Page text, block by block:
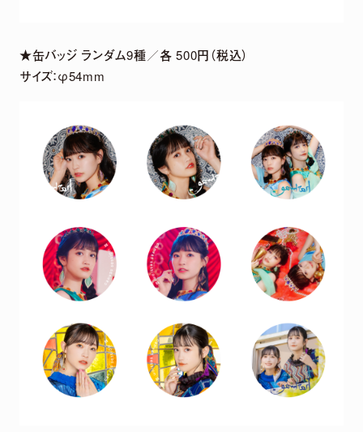
★缶バッジ ランダム9種／各 500円（税込）
サイズ：φ54mm